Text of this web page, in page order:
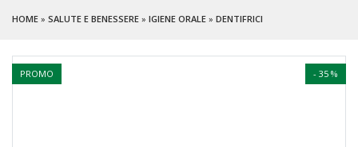
HOME » SALUTE E BENESSERE » IGIENE ORALE » DENTIFRICI
- 35 %
PROMO